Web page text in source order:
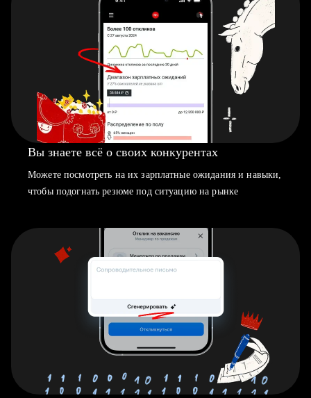
Вы знаете всё о своих конкурентах
Можете посмотреть на их зарплатные ожидания и навыки,
чтобы подогнать резюме под ситуацию на рынке